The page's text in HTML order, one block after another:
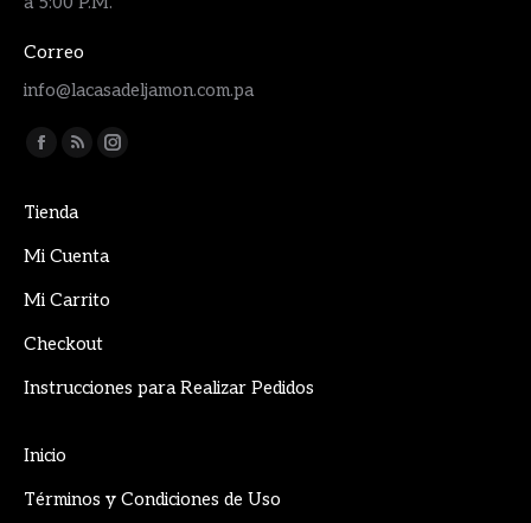
Correo
info@lacasadeljamon.com.pa
Encuéntranos en:
Facebook
opens
in
window
Rss
opens
in
window
Instagram
Tienda
Mi Cuenta
Mi Carrito
Checkout
Instrucciones para Realizar Pedidos
Inicio
Términos y Condiciones de Uso